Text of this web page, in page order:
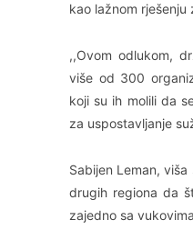
kao lažnom rješenju
,,Ovom odlukom,
više od 300
koji su ih molili da
za uspostavljanje
Sabijen Leman,
drugih regiona da
zajedno sa